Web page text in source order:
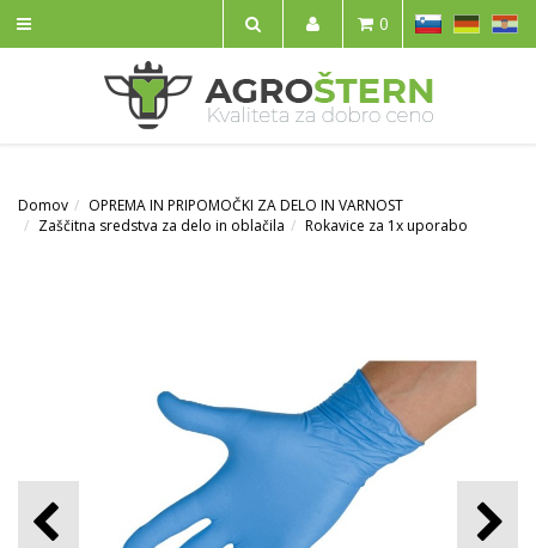
IŠČI
SL HR
0
Domov
OPREMA IN PRIPOMOČKI ZA DELO IN VARNOST
Zaščitna sredstva za delo in oblačila
Rokavice za 1x uporabo